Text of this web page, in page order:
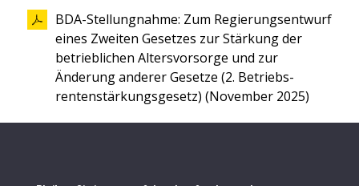
BDA-Stellungnahme: Zum Regierungsentwurf
eines Zweiten Gesetzes zur Stärkung der
betrieblichen Altersvorsorge und zur
Änderung anderer Gesetze (2. Betriebs-
rentenstärkungsgesetz) (November 2025)